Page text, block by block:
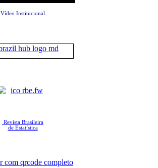
Vídeo Institucional
Revista Brasileira
de Estatística